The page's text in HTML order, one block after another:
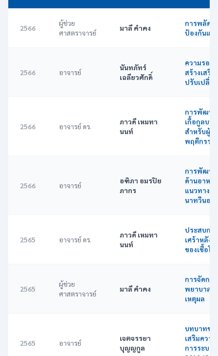
2566
ผู้ช่วย
ศาสตราจารย์
มาลี คำคง
การพลัดต
ป้องกันแล
2566 อาจารย์
นันทภัทร์
เฉลียวศักดิ์
ความรอบ
สร้างเสริ
ปรับเปลี่ย
2566 อาจารย์ ดร.
ภาวดี เหมทา
นนท์
การพัฒนา
เกื้อกูลบน
สำหรับผู้สู
พฤติกรรม
2566 อาจารย์
อฑิภา อมรปิย
ภากร
การพัฒนา
ด้านอาหา
แนวทางอ
นาทวีนอก
2565 อาจารย์ ดร.
ภาวดี เหมทา
นนท์
ประสบกา
เศร้าหลัง
ของเชื้อโ
2565
ผู้ช่วย
ศาสตราจารย์
มาลี คำคง
การจัดกา
พยาบาลเ
เหตุผล
2565 อาจารย์
เจตจรรยา
บุญญกูล
บทบาทขอ
เสริมควา
การระบา